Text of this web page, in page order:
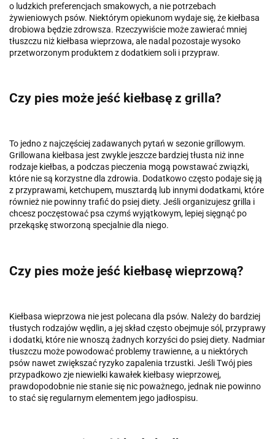
o ludzkich preferencjach smakowych, a nie potrzebach
żywieniowych psów. Niektórym opiekunom wydaje się, że kiełbasa
drobiowa będzie zdrowsza. Rzeczywiście może zawierać mniej
tłuszczu niż kiełbasa wieprzowa, ale nadal pozostaje wysoko
przetworzonym produktem z dodatkiem soli i przypraw.
Czy pies może jeść kiełbasę z grilla?
To jedno z najczęściej zadawanych pytań w sezonie grillowym.
Grillowana kiełbasa jest zwykle jeszcze bardziej tłusta niż inne
rodzaje kiełbas, a podczas pieczenia mogą powstawać związki,
które nie są korzystne dla zdrowia. Dodatkowo często podaje się ją
z przyprawami, ketchupem, musztardą lub innymi dodatkami, które
również nie powinny trafić do psiej diety. Jeśli organizujesz grilla i
chcesz poczęstować psa czymś wyjątkowym, lepiej sięgnąć po
przekąskę stworzoną specjalnie dla niego.
Czy pies może jeść kiełbasę wieprzową?
Kiełbasa wieprzowa nie jest polecana dla psów. Należy do bardziej
tłustych rodzajów wędlin, a jej skład często obejmuje sól, przyprawy
i dodatki, które nie wnoszą żadnych korzyści do psiej diety. Nadmiar
tłuszczu może powodować problemy trawienne, a u niektórych
psów nawet zwiększać ryzyko zapalenia trzustki. Jeśli Twój pies
przypadkowo zje niewielki kawałek kiełbasy wieprzowej,
prawdopodobnie nie stanie się nic poważnego, jednak nie powinno
to stać się regularnym elementem jego jadłospisu.